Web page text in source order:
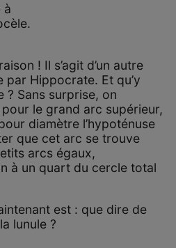
à
! Il s’agit d’un autre
par Hippocrate. Et qu’y
Sans surprise, on
le grand arc supérieur,
diamètre l’hypoténuse
que cet arc se trouve
arcs égaux,
à un quart du cercle total
est : que dire de
lunule ?